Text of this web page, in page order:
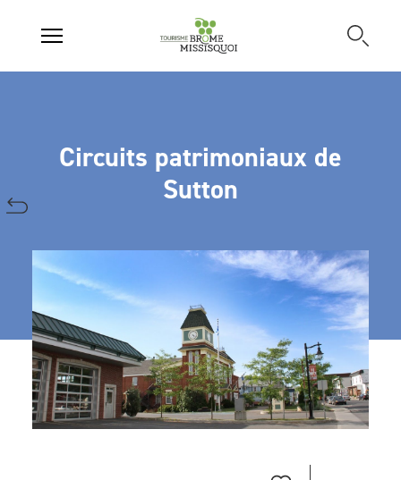
Circuits patrimoniaux de
Sutton